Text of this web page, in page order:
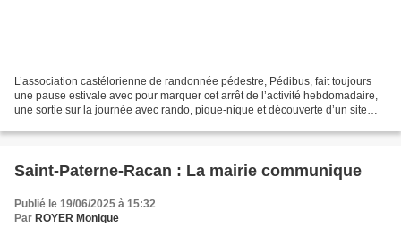
L’association castélorienne de randonnée pédestre, Pédibus, fait toujours
une pause estivale avec pour marquer cet arrêt de l’activité hebdomadaire,
une sortie sur la journée avec rando, pique-nique et découverte d’un site
Saint-Paterne-Racan : La mairie communique
Publié le 19/06/2025 à 15:32
Par ROYER Monique